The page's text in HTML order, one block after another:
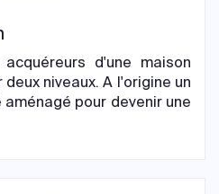
d'une maison
niveaux. A l'origine un
pour devenir une